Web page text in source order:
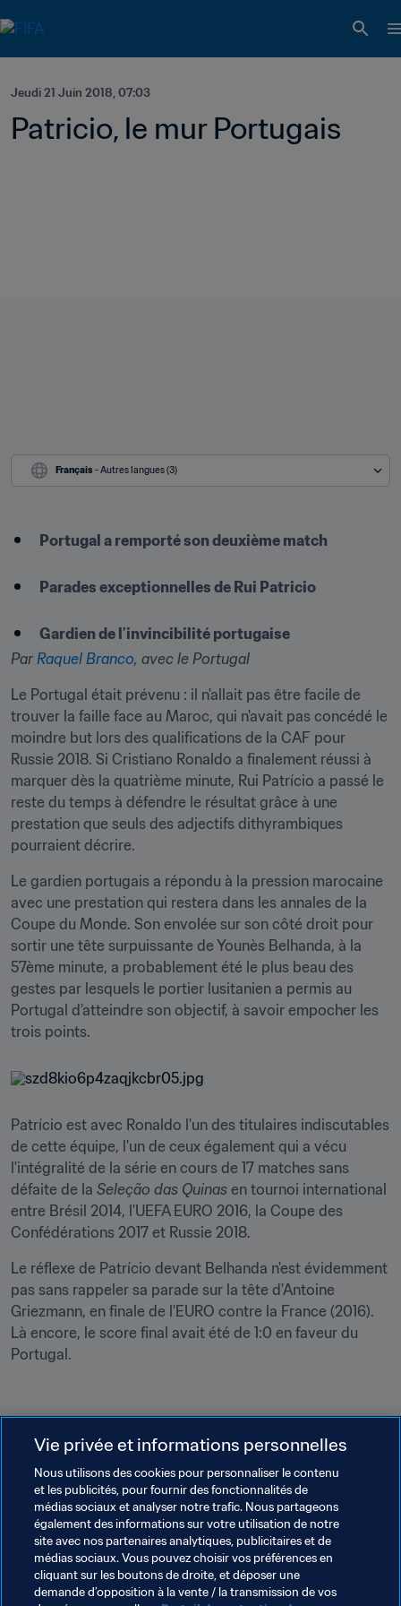
Jeudi 21 Juin 2018, 07:03
Patricio, le mur Portugais
Français - Autres langues (3)
​Portugal a remporté son deuxième match
Parades exceptionnelles de Rui Patricio
Gardien de l’invincibilité portugaise
Par Raquel Branco, avec le Portugal
Le Portugal était prévenu : il n'allait pas être facile de
trouver la faille face au Maroc, qui n'avait pas concédé le
moindre but lors des qualifications de la CAF pour
Russie 2018. Si Cristiano Ronaldo a finalement réussi à
marquer dès la quatrième minute, Rui Patrício a passé le
reste du temps à défendre le résultat grâce à une
prestation que seuls des adjectifs dithyrambiques
pourraient décrire.
Le gardien portugais a répondu à la pression marocaine
avec une prestation qui restera dans les annales de la
Coupe du Monde. Son envolée sur son côté droit pour
sortir une tête surpuissante de Younès Belhanda, à la
57ème minute, a probablement été le plus beau des
gestes par lesquels le portier lusitanien a permis au
Portugal d'atteindre son objectif, à savoir empocher les
trois points.
Patrício est avec Ronaldo l'un des titulaires indiscutables
de cette équipe, l'un de ceux également qui a vécu
l'intégralité de la série en cours de 17 matches sans
défaite de la Seleção das Quinas en tournoi international
entre Brésil 2014, l'UEFA EURO 2016, la Coupe des
Confédérations 2017 et Russie 2018.
Le réflexe de Patrício devant Belhanda n'est évidemment
pas sans rappeler sa parade sur la tête d'Antoine
Griezmann, en finale de l'EURO contre la France (2016).
Là encore, le score final avait été de 1:0 en faveur du
Portugal.
me concentrer sur le collectif, sur le jeu qu'une équipe
produit pour atteindre le seul objectif digne de ce nom, à
savoir la victoire. Mes coéquipiers en font autant que
moi pour essayer de gagner tous les matches",
commente sobrement Patricio.
"Pour l'équipe, cette victoire est un pas vers notre
objectif, qui est la qualification. Nous prenons les
Vie privée et informations personnelles
Nous utilisons des cookies pour personnaliser le contenu
et les publicités, pour fournir des fonctionnalités de
médias sociaux et analyser notre trafic. Nous partageons
également des informations sur votre utilisation de notre
site avec nos partenaires analytiques, publicitaires et de
médias sociaux. Vous pouvez choisir vos préférences en
cliquant sur les boutons de droite, et déposer une
demande d’opposition à la vente / la transmission de vos